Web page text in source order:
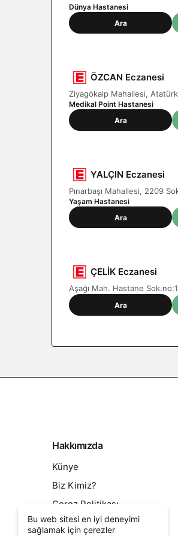
Dünya Hastanesi
Ara
ÖZCAN Eczanesi
Ziyagökalp Mahallesi,
Medikal Point Hastanesi
Ara
YALÇIN Eczanesi
Pınarbaşı Mahallesi, 2209
Yaşam Hastanesi
Ara
ÇELİK Eczanesi
Aşağı Mah. Hastane
Ara
Bu web sitesi en iyi deneyimi
sağlamak için çerezler
Hakkımızda
Künye
Biz Kimiz?
Çerez Politikası
Kullanım Sözleşmesi